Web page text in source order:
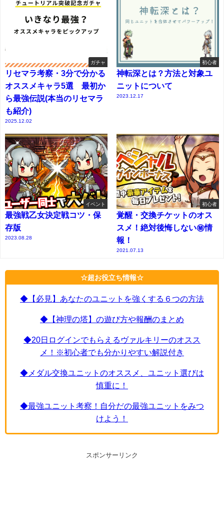
ガチャ
リセマラ考察・3分で分かる
オススメキャラ5選 最初か
ら最強伝説(本当のリセマラ
も紹介)
2025.12.02
初心者
神転深とは？方法と対象ユ
ニットについて
2023.12.17
イベント
最強戦乙女決定戦コツ・保
存版
2023.08.28
初心者
覚醒・交換チケットのオス
スメ！絶対後悔しない㊙情
報！
2021.07.13
☆超お役立ち情報☆
◆【必見】あなたのユニットを強くする６つの方法
◆【神理の塔】の遊び方や報酬のまとめ
◆20日ログインでもらえるヴァルキリーのオスス
メ！※初心者でも分かりやすい解説付き
◆メダル交換ユニットのオススメ、ユニット選びは
慎重に！
◆最強ユニット考察！自分だの最強ユニットをみつ
けよう！
スポンサーリンク